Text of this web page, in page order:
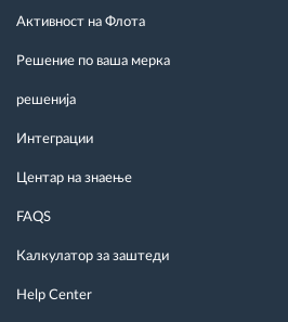
Активност на Флота
Решение по ваша мерка
решенија
Интеграции
Центар на знаење
FAQS
Калкулатор за заштеди
Help Center